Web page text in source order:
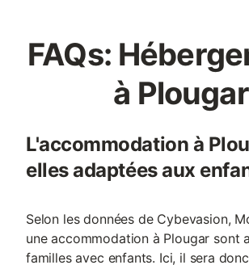
FAQs:
à Plougar
L'accommodation à
elles adaptées aux
Selon les données de Cybevasion,
une accommodation à Plougar sont
familles avec enfants. Ici, il sera